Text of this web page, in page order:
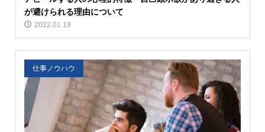
が避けられる理由について
2022.01.19
仕事ノウハウ